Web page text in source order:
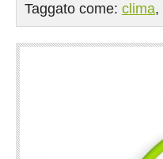
Taggato come: clima,